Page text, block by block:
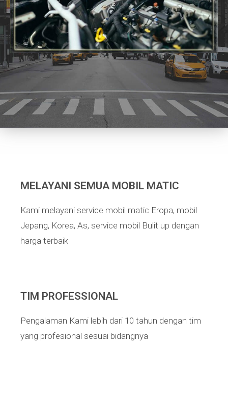
MELAYANI SEMUA MOBIL MATIC
Kami melayani service mobil matic Eropa, mobil
Jepang, Korea, As, service mobil Bulit up dengan
harga terbaik
TIM PROFESSIONAL
Pengalaman Kami lebih dari 10 tahun dengan tim
yang profesional sesuai bidangnya